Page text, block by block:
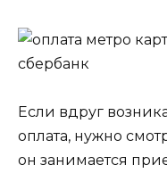
Если вдруг
оплата, нужно
он занимается